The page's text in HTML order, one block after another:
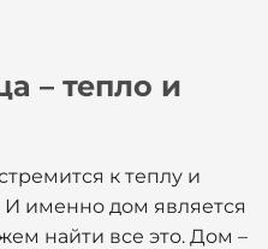
– тепло и
к теплу и
И именно дом является
найти все это. Дом –